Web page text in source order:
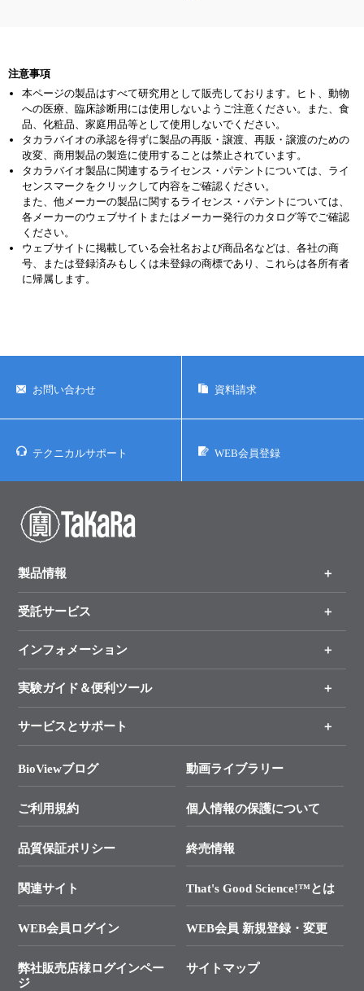
注意事項
本ページの製品はすべて研究用として販売しております。ヒト、動物
への医療、臨床診断用には使用しないようご注意ください。また、食
品、化粧品、家庭用品等として使用しないでください。
タカラバイオの承認を得ずに製品の再販・譲渡、再販・譲渡のための
改変、商用製品の製造に使用することは禁止されています。
タカラバイオ製品に関連するライセンス・パテントについては、ライ
センスマークをクリックして内容をご確認ください。
また、他メーカーの製品に関するライセンス・パテントについては、
各メーカーのウェブサイトまたはメーカー発行のカタログ等でご確認
ください。
ウェブサイトに掲載している会社名および商品名などは、各社の商
号、または登録済みもしくは未登録の商標であり、これらは各所有者
に帰属します。
お問い合わせ 資料請求
テクニカルサポート WEB会員登録
製品情報
製品一覧
手法から製品を探す
新製品情報
受託サービス
オンライン注文
インフォメーション
キャンペーン
タカラバイオ各種会員募集のお知らせ
終売製品のお知らせ
価格改定のご案内
技術セミナーのご案内
タカラバイオ発表文献
実験ガイド＆便利ツール
リアルタイムPCR実験のススメ
幹細胞・再生医療研究ガイド
クローニング実験ガイド
SMARTer NGSポータルサイト
プライマー設計
制限酵素切断サイトの検索
ユーザーズボイス集
サービスとサポート
総合お問い合わせ
├ 実験コンシェルジュ
├ 受託サービスお問い合わせ
資料請求 機器関連
BioViewブログ 動画ライブラリー
ご利用規約 個人情報の保護について
品質保証ポリシー 終売情報
関連サイト That's Good Science!™とは
WEB会員ログイン WEB会員 新規登録・変更
弊社販売店様ログインペー
ジ
サイトマップ